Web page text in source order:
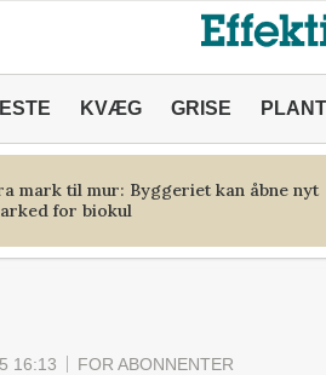
KVÆG GRISE
mark til mur: Byggeriet kan åbne nyt
for biokul
16:13 FOR ABONNENTER